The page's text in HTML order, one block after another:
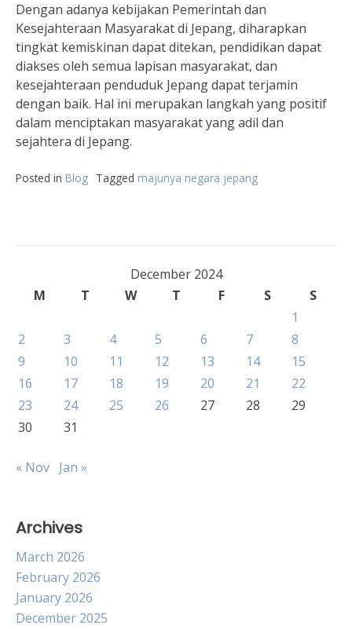
Dengan adanya kebijakan Pemerintah dan
Kesejahteraan Masyarakat di Jepang, diharapkan
tingkat kemiskinan dapat ditekan, pendidikan dapat
diakses oleh semua lapisan masyarakat, dan
kesejahteraan penduduk Jepang dapat terjamin
dengan baik. Hal ini merupakan langkah yang positif
dalam menciptakan masyarakat yang adil dan
sejahtera di Jepang.
Posted in Blog Tagged majunya negara jepang
December 2024
M
T W T F S
S
1
2
3 4 5 6 7
8
9
10 11 12 13 14
15
16
17 18 19 20 21
22
23
24 25 26 27 28
29
30
31
« Nov Jan »
Archives
March 2026
February 2026
January 2026
December 2025